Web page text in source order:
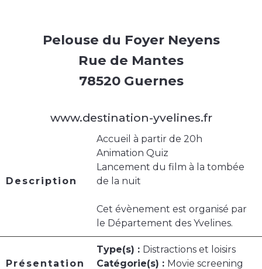
Pelouse du Foyer Neyens
Rue de Mantes
78520 Guernes
www.destination-yvelines.fr
Description
Accueil à partir de 20h
Animation Quiz
Lancement du film à la tombée
de la nuit
Cet évènement est organisé par
le Département des Yvelines.
Présentation
Type(s) : Distractions et loisirs
Catégorie(s) : Movie screening